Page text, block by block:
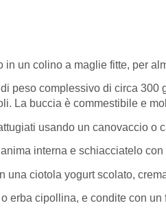
in un colino a maglie fitte, per
peso complessivo di circa
La buccia è commestibile e
usando un canovaccio o
interna e schiacciatelo
una ciotola yogurt scolato,
erba cipollina, e condite con